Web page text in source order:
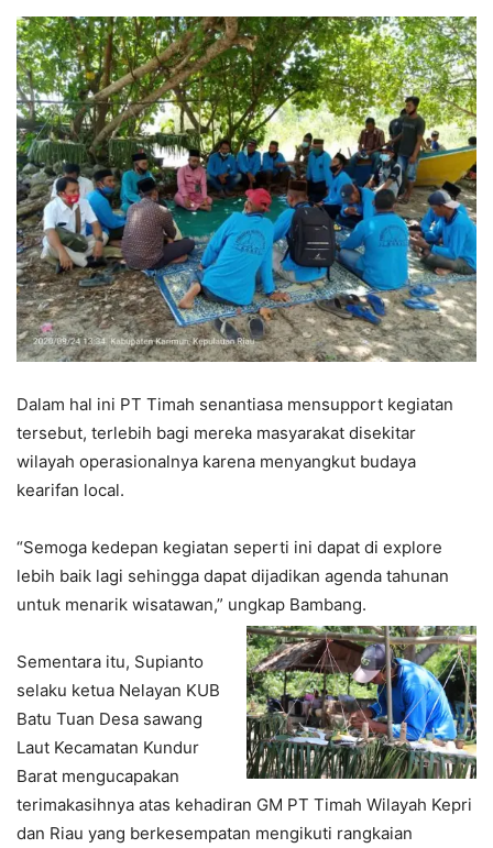
Dalam hal ini PT Timah senantiasa mensupport kegiatan
tersebut, terlebih bagi mereka masyarakat disekitar
wilayah operasionalnya karena menyangkut budaya
kearifan local.
“Semoga kedepan kegiatan seperti ini dapat di explore
lebih baik lagi sehingga dapat dijadikan agenda tahunan
untuk menarik wisatawan,” ungkap Bambang.
Sementara itu, Supianto
selaku ketua Nelayan KUB
Batu Tuan Desa sawang
Laut Kecamatan Kundur
Barat mengucapakan
terimakasihnya atas kehadiran GM PT Timah Wilayah Kepri
dan Riau yang berkesempatan mengikuti rangkaian